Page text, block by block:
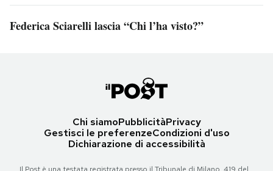
Federica Sciarelli lascia “Chi l’ha visto?”
Chi siamoPubblicitàPrivacy
Gestisci le preferenzeCondizioni d'uso
Dichiarazione di accessibilità